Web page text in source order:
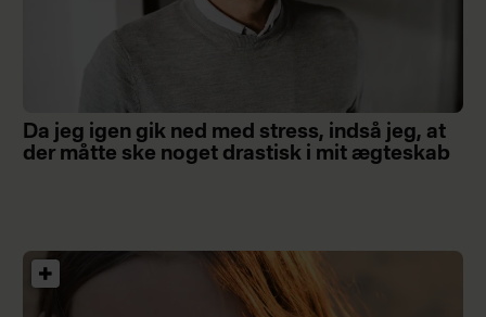
Da jeg igen gik ned med stress, indså jeg, at
der måtte ske noget drastisk i mit ægteskab